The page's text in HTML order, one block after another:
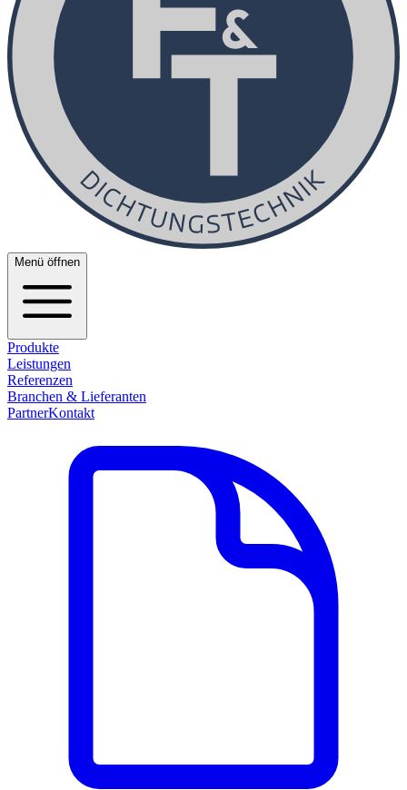
Menü öffnen
Produkte
Leistungen
Referenzen
Branchen & Lieferanten
PartnerKontakt